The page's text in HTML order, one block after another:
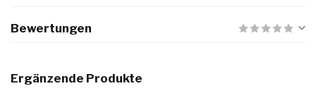
Bewertungen
Ergänzende Produkte